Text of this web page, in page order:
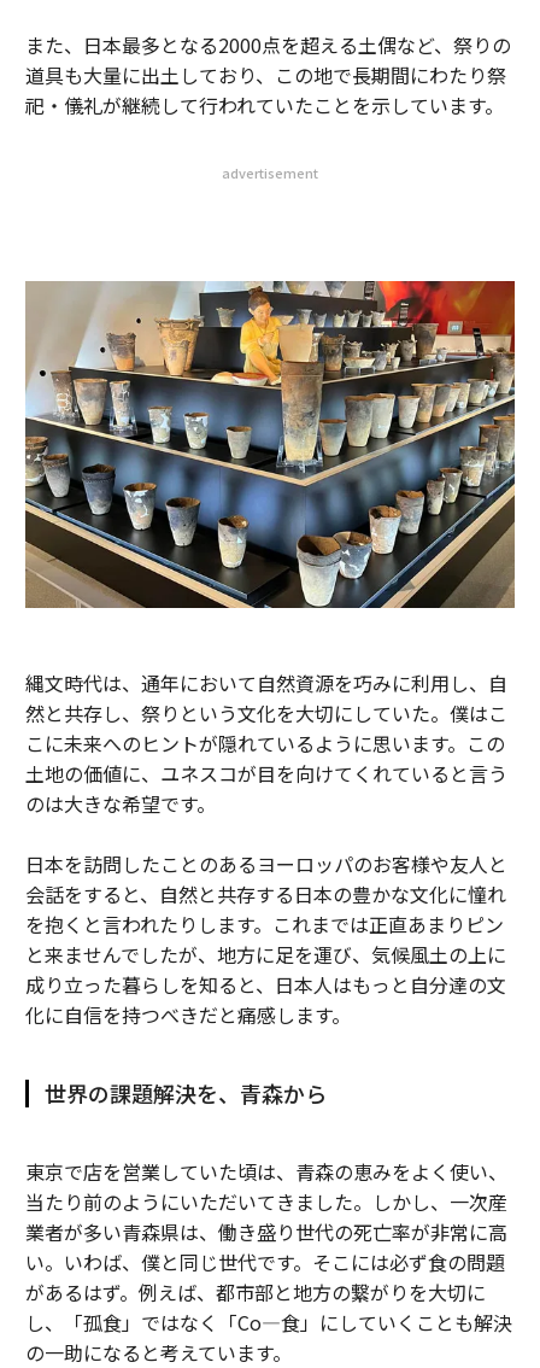
また、日本最多となる2000点を超える土偶など、祭りの
道具も大量に出土しており、この地で長期間にわたり祭
祀・儀礼が継続して行われていたことを示しています。
advertisement
縄文時代は、通年において自然資源を巧みに利用し、自
然と共存し、祭りという文化を大切にしていた。僕はこ
こに未来へのヒントが隠れているように思います。この
土地の価値に、ユネスコが目を向けてくれていると言う
のは大きな希望です。
日本を訪問したことのあるヨーロッパのお客様や友人と
会話をすると、自然と共存する日本の豊かな文化に憧れ
を抱くと言われたりします。これまでは正直あまりピン
と来ませんでしたが、地方に足を運び、気候風土の上に
成り立った暮らしを知ると、日本人はもっと自分達の文
化に自信を持つべきだと痛感します。
世界の課題解決を、青森から
東京で店を営業していた頃は、青森の恵みをよく使い、
当たり前のようにいただいてきました。しかし、一次産
業者が多い青森県は、働き盛り世代の死亡率が非常に高
い。いわば、僕と同じ世代です。そこには必ず食の問題
があるはず。例えば、都市部と地方の繋がりを大切に
し、「孤食」ではなく「Co—食」にしていくことも解決
の一助になると考えています。